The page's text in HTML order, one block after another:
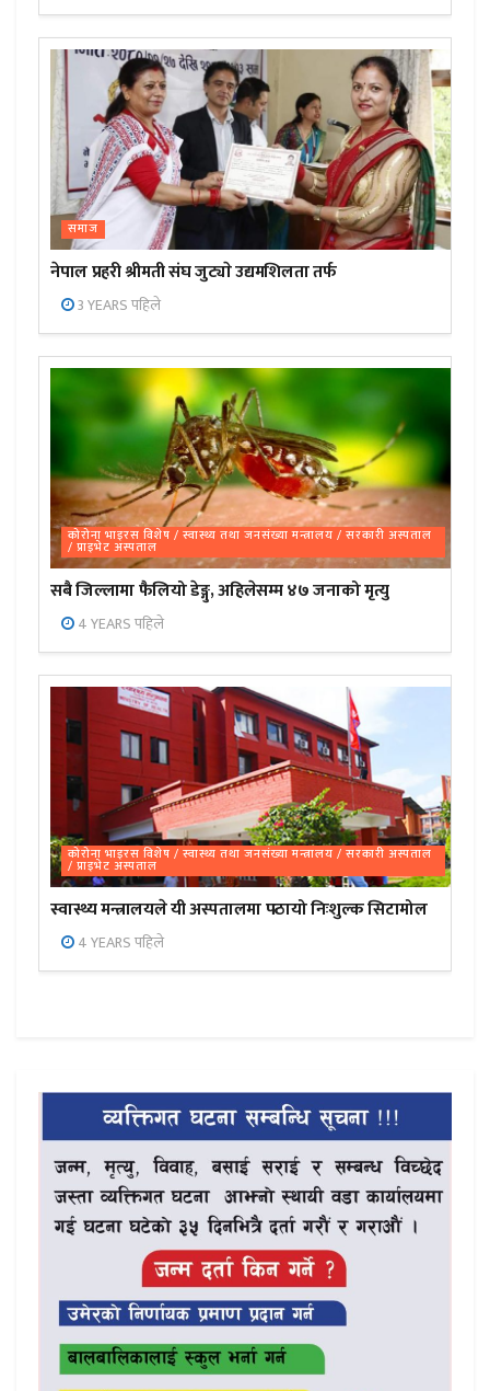
समाज
नेपाल प्रहरी श्रीमती संघ जुट्याे उद्यमशिलता तर्फ
3 YEARS पहिले
कोरोना भाइरस विशेष / स्वास्थ्य तथा जनसंख्या मन्त्रालय / सरकारी अस्पताल
/ प्राइभेट अस्पताल
सबै जिल्लामा फैलियो डेङ्गु, अहिलेसम्म ४७ जनाको मृत्यु
4 YEARS पहिले
कोरोना भाइरस विशेष / स्वास्थ्य तथा जनसंख्या मन्त्रालय / सरकारी अस्पताल
/ प्राइभेट अस्पताल
स्वास्थ्य मन्त्रालयले यी अस्पतालमा पठायो निःशुल्क सिटामोल
4 YEARS पहिले